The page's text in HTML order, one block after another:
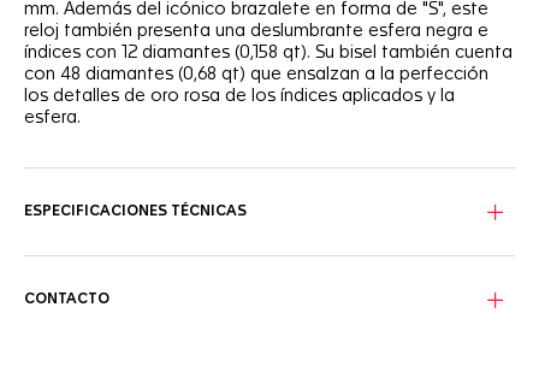
mm. Además del icónico brazalete en forma de "S", este
reloj también presenta una deslumbrante esfera negra e
índices con 12 diamantes (0,158 qt). Su bisel también cuenta
con 48 diamantes (0,68 qt) que ensalzan a la perfección
los detalles de oro rosa de los índices aplicados y la
esfera.
ESPECIFICACIONES TÉCNICAS
CONTACTO